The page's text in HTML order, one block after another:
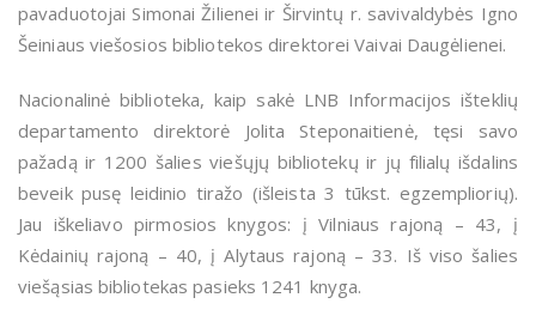
pavaduotojai Simonai Žilienei ir Širvintų r. savivaldybės Igno
Šeiniaus viešosios bibliotekos direktorei Vaivai Daugėlienei.
Nacionalinė biblioteka, kaip sakė LNB Informacijos išteklių
departamento direktorė Jolita Steponaitienė, tęsi savo
pažadą ir 1200 šalies viešųjų bibliotekų ir jų filialų išdalins
beveik pusę leidinio tiražo (išleista 3 tūkst. egzempliorių).
Jau iškeliavo pirmosios knygos: įVilniaus rajoną – 43, į
Kėdainių rajoną – 40, į Alytaus rajoną – 33. Iš viso šalies
viešąsias bibliotekas pasieks 1241 knyga.